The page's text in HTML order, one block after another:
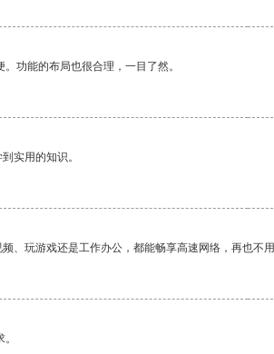
功能的布局也很合理，一目了然。
实用的知识。
、玩游戏还是工作办公，都能畅享高速网络，再也